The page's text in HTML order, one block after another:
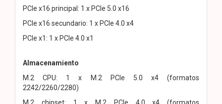
PCIe x16 principal: 1 x PCIe 5.0 x16
PCIe x16 secundario: 1 x PCIe 4.0 x4
PCIe x1: 1 x PCIe 4.0 x1
Almacenamiento
M.2 CPU: 1 x M.2 PCIe 5.0 x4 (formatos
2242/2260/2280)
M.2 chipset: 1 x M.2 PCIe 4.0 x4 (formatos